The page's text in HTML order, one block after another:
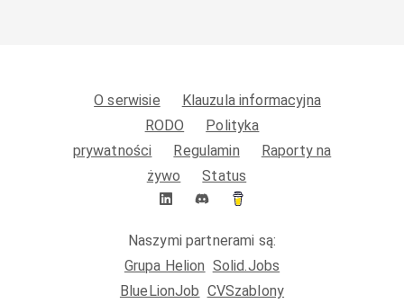
O serwisie
Klauzula informacyjna
RODO
Polityka
prywatności
Regulamin
Raporty na
żywo
Status
Naszymi partnerami są:
Grupa Helion Solid.Jobs
BlueLionJob CVSzablony